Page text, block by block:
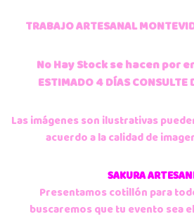
TRABAJO ARTESANAL
No Hay Stock se hacen por
ESTIMADO 4 DÍAS CONSULTE
Las imágenes son ilustrativas
acuerdo a la calidad de
SAKURA
Presentamos cotillón para
buscaremos que tu evento sea